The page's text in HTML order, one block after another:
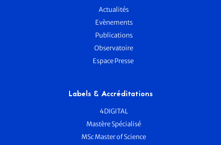
Actualités
Evènements
Publications
Observatoire
Espace Presse
Labels & Accréditations
4DIGITAL
Mastère Spécialisé
MSc Master of Science